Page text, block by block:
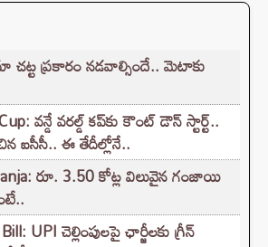
చట్ట ప్రకారం నడవాల్సిందే.. మెటాకు
వన్డే వరల్డ్ కప్‌కు కౌంట్ డౌన్ స్టార్ట్..
ఐసీసీ.. ఈ తేదీల్లోనే..
రూ. 3.50 కోట్ల విలువైన గంజాయి
UPI చెల్లింపులపై ఛార్జీలకు గ్రీన్